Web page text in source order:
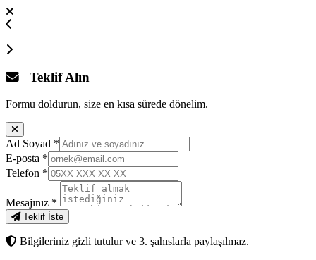
Teklif Alın
Formu doldurun, size en kısa sürede dönelim.
Ad Soyad *
E-posta *
Telefon *
Mesajınız *
Teklif İste
Bilgileriniz gizli tutulur ve 3. şahıslarla paylaşılmaz.